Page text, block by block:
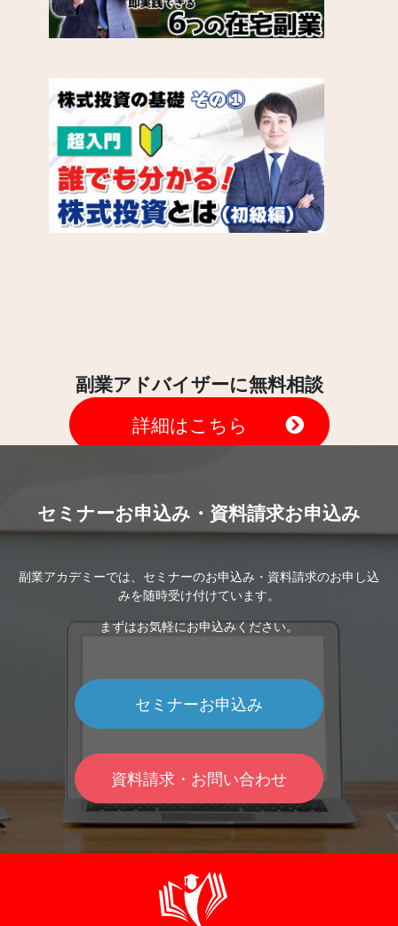
副業アドバイザーに無料相談
詳細はこちら
セミナーお申込み・資料請求お申込み
副業アカデミーでは、セミナーのお申込み・資料請求のお申し込
みを随時受け付けています。
まずはお気軽にお申込みください。
セミナーお申込み
資料請求・お問い合わせ